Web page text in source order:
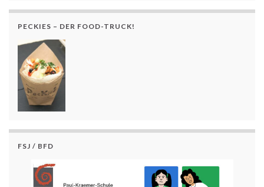
PECKIES – DER FOOD-TRUCK!
FSJ / BFD